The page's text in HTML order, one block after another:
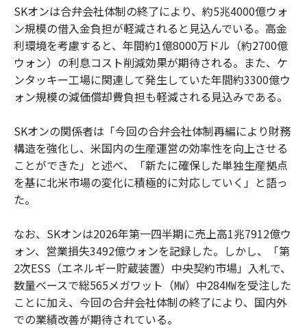
SKオンは合弁会社体制の終了により、約5兆4000億ウォ
ン規模の借入金負担が軽減されると見込んでいる。高金
利環境を考慮すると、年間約1億8000万ドル（約2700億
ウォン）の利息コスト削減効果が期待される。また、ケ
ンタッキー工場に関連して発生していた年間約3300億ウ
ォン規模の減価償却費負担も軽減される見込みである。
SKオンの関係者は「今回の合弁会社体制再編により財務
構造を強化し、米国内の生産運営の効率性を向上させる
ことができた」と述べ、「新たに確保した単独生産拠点
を基に北米市場の変化に積極的に対応していく」と語っ
た。
なお、SKオンは2026年第一四半期に売上高1兆7912億ウ
ォン、営業損失3492億ウォンを記録した。しかし、「第
2次ESS（エネルギー貯蔵装置）中央契約市場」入札で、
数量ベースで総565メガワット（㎿）中284㎿を受注した
ことに加え、今回の合弁会社体制の終了により、国内外
での業績改善が期待されている。